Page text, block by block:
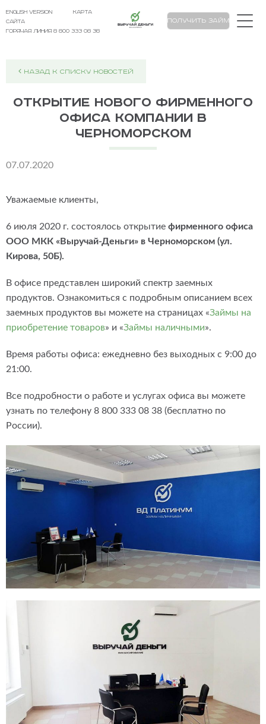
english version
карта
сайта
Горячая линия 8 800 333 08 38
Выручай Деньги Получить займ
НАЗАД К СПИСКУ НОВОСТЕЙ
Открытие нового фирменного
офиса компании в
Черноморском
07.07.2020
Уважаемые клиенты,
6 июля 2020 г. состоялось открытие фирменного офиса
ООО МКК «Выручай-Деньги» в Черноморском (ул.
Кирова, 50Б).
В офисе представлен широкий спектр заемных
продуктов. Ознакомиться с подробным описанием всех
заемных продуктов вы можете на страницах «Займы на
приобретение товаров» и «Займы наличными».
Время работы офиса: ежедневно без выходных с 9:00 до
21:00.
Все подробности о работе и услугах офиса вы можете
узнать по телефону 8 800 333 08 38 (бесплатно по
России).